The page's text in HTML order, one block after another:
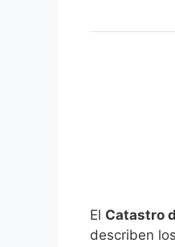
El Catastro
describen